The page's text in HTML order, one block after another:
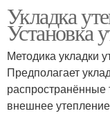
Укладка
Установка
Методика укладки
Предполагает
распространённые
внешнее